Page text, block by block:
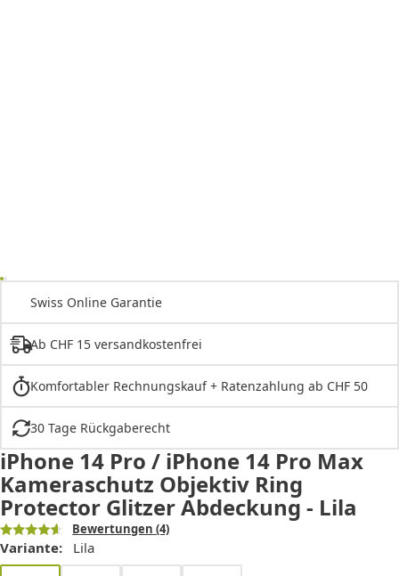
Swiss Online Garantie
Ab CHF 15 versandkostenfrei
Komfortabler Rechnungskauf + Ratenzahlung ab CHF 50
30 Tage Rückgaberecht
iPhone 14 Pro / iPhone 14 Pro Max
Kameraschutz Objektiv Ring
Protector Glitzer Abdeckung - Lila
Bewertungen (4)
Variante: Lila